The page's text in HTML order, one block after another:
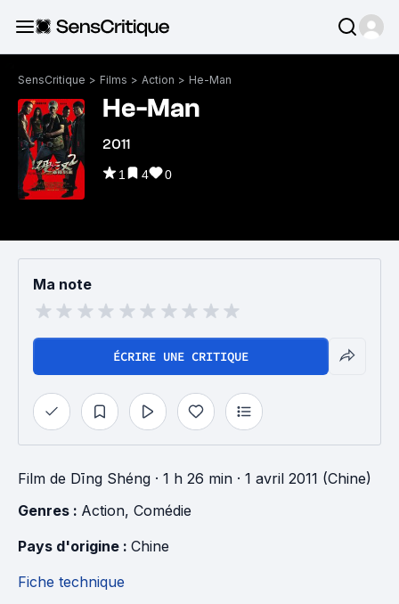
SensCritique > Films > Action > He-Man
He-Man
2011
1 4 0
Ma note
ÉCRIRE UNE CRITIQUE
Film de Dīng Shéng · 1 h 26 min · 1 avril 2011 (Chine)
Genres : Action, Comédie
Pays d'origine : Chine
Fiche technique